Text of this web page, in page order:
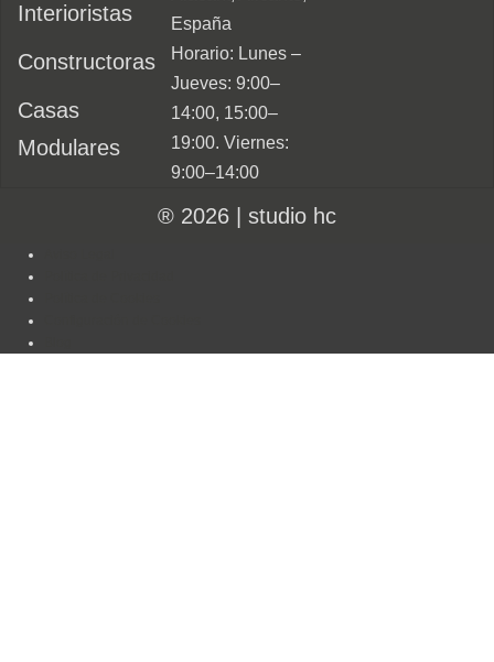
Interioristas
Constructoras
Casas
Modulares
España
Horario: Lunes –
Jueves: 9:00–
14:00, 15:00–
19:00. Viernes:
9:00–14:00
® 2026 studio hc